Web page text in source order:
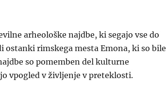
arheološke najdbe, ki segajo vse do
ostanki rimskega mesta Emona, ki so bile
so pomemben del kulturne
vpogled v življenje v preteklosti.